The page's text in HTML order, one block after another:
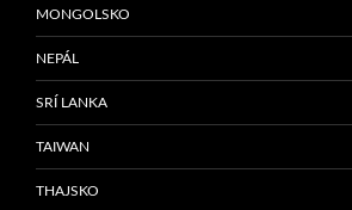
MONGOLSKO
NEPÁL
SRÍ LANKA
TAIWAN
THAJSKO